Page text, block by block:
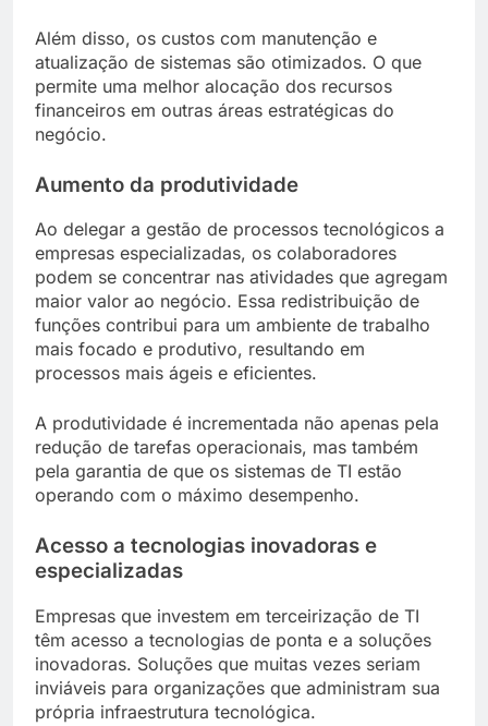
Além disso, os custos com manutenção e
atualização de sistemas são otimizados. O que
permite uma melhor alocação dos recursos
financeiros em outras áreas estratégicas do
negócio.
Aumento da produtividade
Ao delegar a gestão de processos tecnológicos a
empresas especializadas, os colaboradores
podem se concentrar nas atividades que agregam
maior valor ao negócio. Essa redistribuição de
funções contribui para um ambiente de trabalho
mais focado e produtivo, resultando em
processos mais ágeis e eficientes.
A produtividade é incrementada não apenas pela
redução de tarefas operacionais, mas também
pela garantia de que os sistemas de TI estão
operando com o máximo desempenho.
Acesso a tecnologias inovadoras e
especializadas
Empresas que investem em terceirização de TI
têm acesso a tecnologias de ponta e a soluções
inovadoras. Soluções que muitas vezes seriam
inviáveis para organizações que administram sua
própria infraestrutura tecnológica.